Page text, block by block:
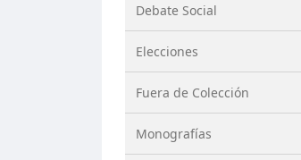
Debate Social
Elecciones
Fuera de Colección
Monografías